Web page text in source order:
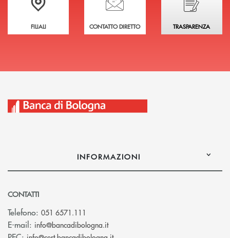
FILIALI CONTATTO DIRETTO TRASPARENZA
INFORMAZIONI
CONTATTI
Telefono: 051 6571.111
E-mail: info@bancadibologna.it(si apre l’app di posta elettronica)